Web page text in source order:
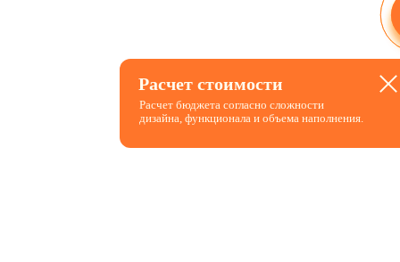
Расчет
Расчет стоимости
Расчет бюджета согласно сложности
дизайна, функционала и объема наполнения.